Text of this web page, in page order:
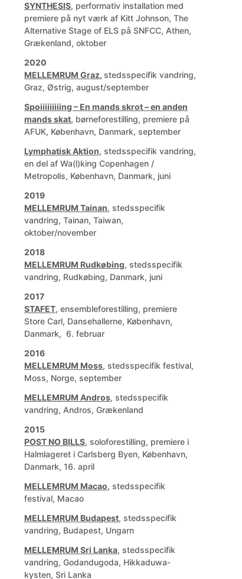
SYNTHESIS, performativ installation med
premiere på nyt værk af Kitt Johnson, The
Alternative Stage of ELS på SNFCC, Athen,
Grækenland, oktober
2020
MELLEMRUM Graz,stedsspecifik vandring,
Graz, Østrig, august/september
Spoiiiiiiiiing – En mands skrot – en anden
mands skat, børneforestilling, premiere på
AFUK, København, Danmark, september
Lymphatisk Aktion, stedsspecifik vandring,
en del af Wa(l)king Copenhagen /
Metropolis, København, Danmark, juni
2019
MELLEMRUM Tainan, stedsspecifik
vandring, Tainan, Taiwan,
oktober/november
2018
MELLEMRUM Rudkøbing, stedsspecifik
vandring, Rudkøbing, Danmark, juni
2017
STAFET, ensembleforestilling, premiere
Store Carl, Dansehallerne, København,
Danmark, 6. februar
2016
MELLEMRUM Moss, stedsspecifik festival,
Moss, Norge, september
MELLEMRUM Andros, stedsspecifik
vandring, Andros, Grækenland
2015
POST NO BILLS, soloforestilling, premiere i
Halmlageret i Carlsberg Byen, København,
Danmark, 16. april
MELLEMRUM Macao, stedsspecifik
festival, Macao
MELLEMRUM Budapest, stedsspecifik
vandring, Budapest, Ungarn
MELLEMRUM Sri Lanka, stedsspecifik
vandring, Godandugoda, Hikkaduwa-
kysten, Sri Lanka